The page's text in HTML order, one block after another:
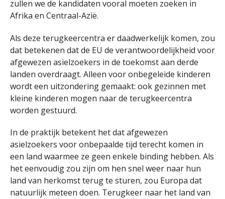
zullen we de kandidaten vooral moeten zoeken in
Afrika en Centraal-Azië.
Als deze terugkeercentra er daadwerkelijk komen, zou
dat betekenen dat de EU de verantwoordelijkheid voor
afgewezen asielzoekers in de toekomst aan derde
landen overdraagt. Alleen voor onbegeleide kinderen
wordt een uitzondering gemaakt: ook gezinnen met
kleine kinderen mogen naar de terugkeercentra
worden gestuurd.
In de praktijk betekent het dat afgewezen
asielzoekers voor onbepaalde tijd terecht komen in
een land waarmee ze geen enkele binding hebben. Als
het eenvoudig zou zijn om hen snel weer naar hun
land van herkomst terug te sturen, zou Europa dat
natuurlijk meteen doen. Terugkeer naar het land van